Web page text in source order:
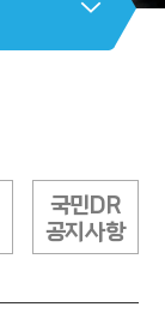
국민DR
공지사항